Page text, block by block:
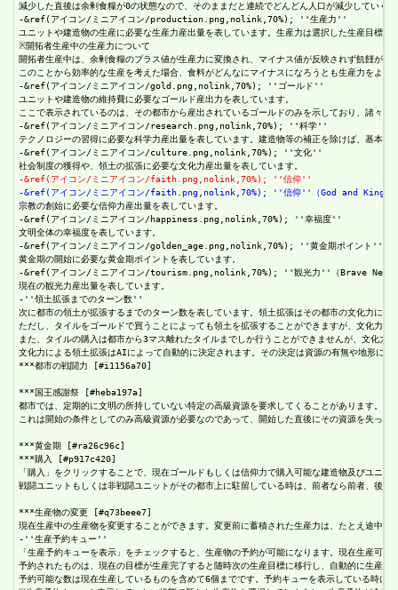
減少した直後は余剰食糧が0の状態なので、そのままだと連続でどんどん人口が減少していく
-&ref(アイコン/ミニアイコン/production.png,nolink,70%); ''生産力''
ユニットや建造物の生産に必要な生産力産出量を表しています。生産力は選択した生産目標に
※開拓者生産中の生産力について
開拓者生産中は、余剰食糧のプラス値が生産力に変換され、マイナス値が反映されず飢饉が
このことから効率的な生産を考えた場合、食料がどんなにマイナスになろうとも生産力をよ
-&ref(アイコン/ミニアイコン/gold.png,nolink,70%); ''ゴールド''
ユニットや建造物の維持費に必要なゴールド産出力を表しています。
ここで表示されているのは、その都市から産出されているゴールドのみを示しており、諸々の
-&ref(アイコン/ミニアイコン/research.png,nolink,70%); ''科学''
テクノロジーの習得に必要な科学力産出量を表しています。建造物等の補正を除けば、基本的
-&ref(アイコン/ミニアイコン/culture.png,nolink,70%); ''文化''
-&ref(アイコン/ミニアイコン/faith.png,nolink,70%); ''信仰''
-&ref(アイコン/ミニアイコン/faith.png,nolink,70%); ''信仰''（God and Kings適
宗教の創始に必要な信仰力産出量を表しています。
-&ref(アイコン/ミニアイコン/happiness.png,nolink,70%); ''幸福度''
文明全体の幸福度を表しています。
-&ref(アイコン/ミニアイコン/golden_age.png,nolink,70%); ''黄金期ポイント''
黄金期の開始に必要な黄金期ポイントを表しています。
-&ref(アイコン/ミニアイコン/tourism.png,nolink,70%); ''観光力''（Brave New
現在の観光力産出量を表しています。
-''領土拡張までのターン数''
次に都市の領土が拡張するまでのターン数を表しています。領土拡張はその都市の文化力に
ただし、タイルをゴールドで買うことによっても領土を拡張することができますが、文化力
また、タイルの購入は都市から3マス離れたタイルまでしか行うことができませんが、文化力
文化力による領土拡張はAIによって自動的に決定されます。その決定は資源の有無や地形に
***都市の戦闘力 [#i1156a70]
***国王感謝祭 [#heba197a]
都市では、定期的に文明の所持していない特定の高級資源を要求してくることがあります。
これは開始の条件としてのみ高級資源が必要なのであって、開始した直後にその資源を失っ
***黄金期 [#ra26c96c]
***購入 [#p917c420]
「購入」をクリックすることで、現在ゴールドもしくは信仰力で購入可能な建造物及びユニッ
戦闘ユニットもしくは非戦闘ユニットがその都市上に駐留している時は、前者なら前者、後
***生産物の変更 [#q73beee7]
現在生産中の生産物を変更することができます。変更前に蓄積された生産力は、たとえ途中
-''生産予約キュー''
「生産予約キューを表示」をチェックすると、生産物の予約が可能になります。現在生産可
予約されたものは、現在の目標が生産完了すると随時次の生産目標に移行し、自動的に生産を
予約可能な数は現在生産しているものを含めて6個までです。予約キューを表示している時